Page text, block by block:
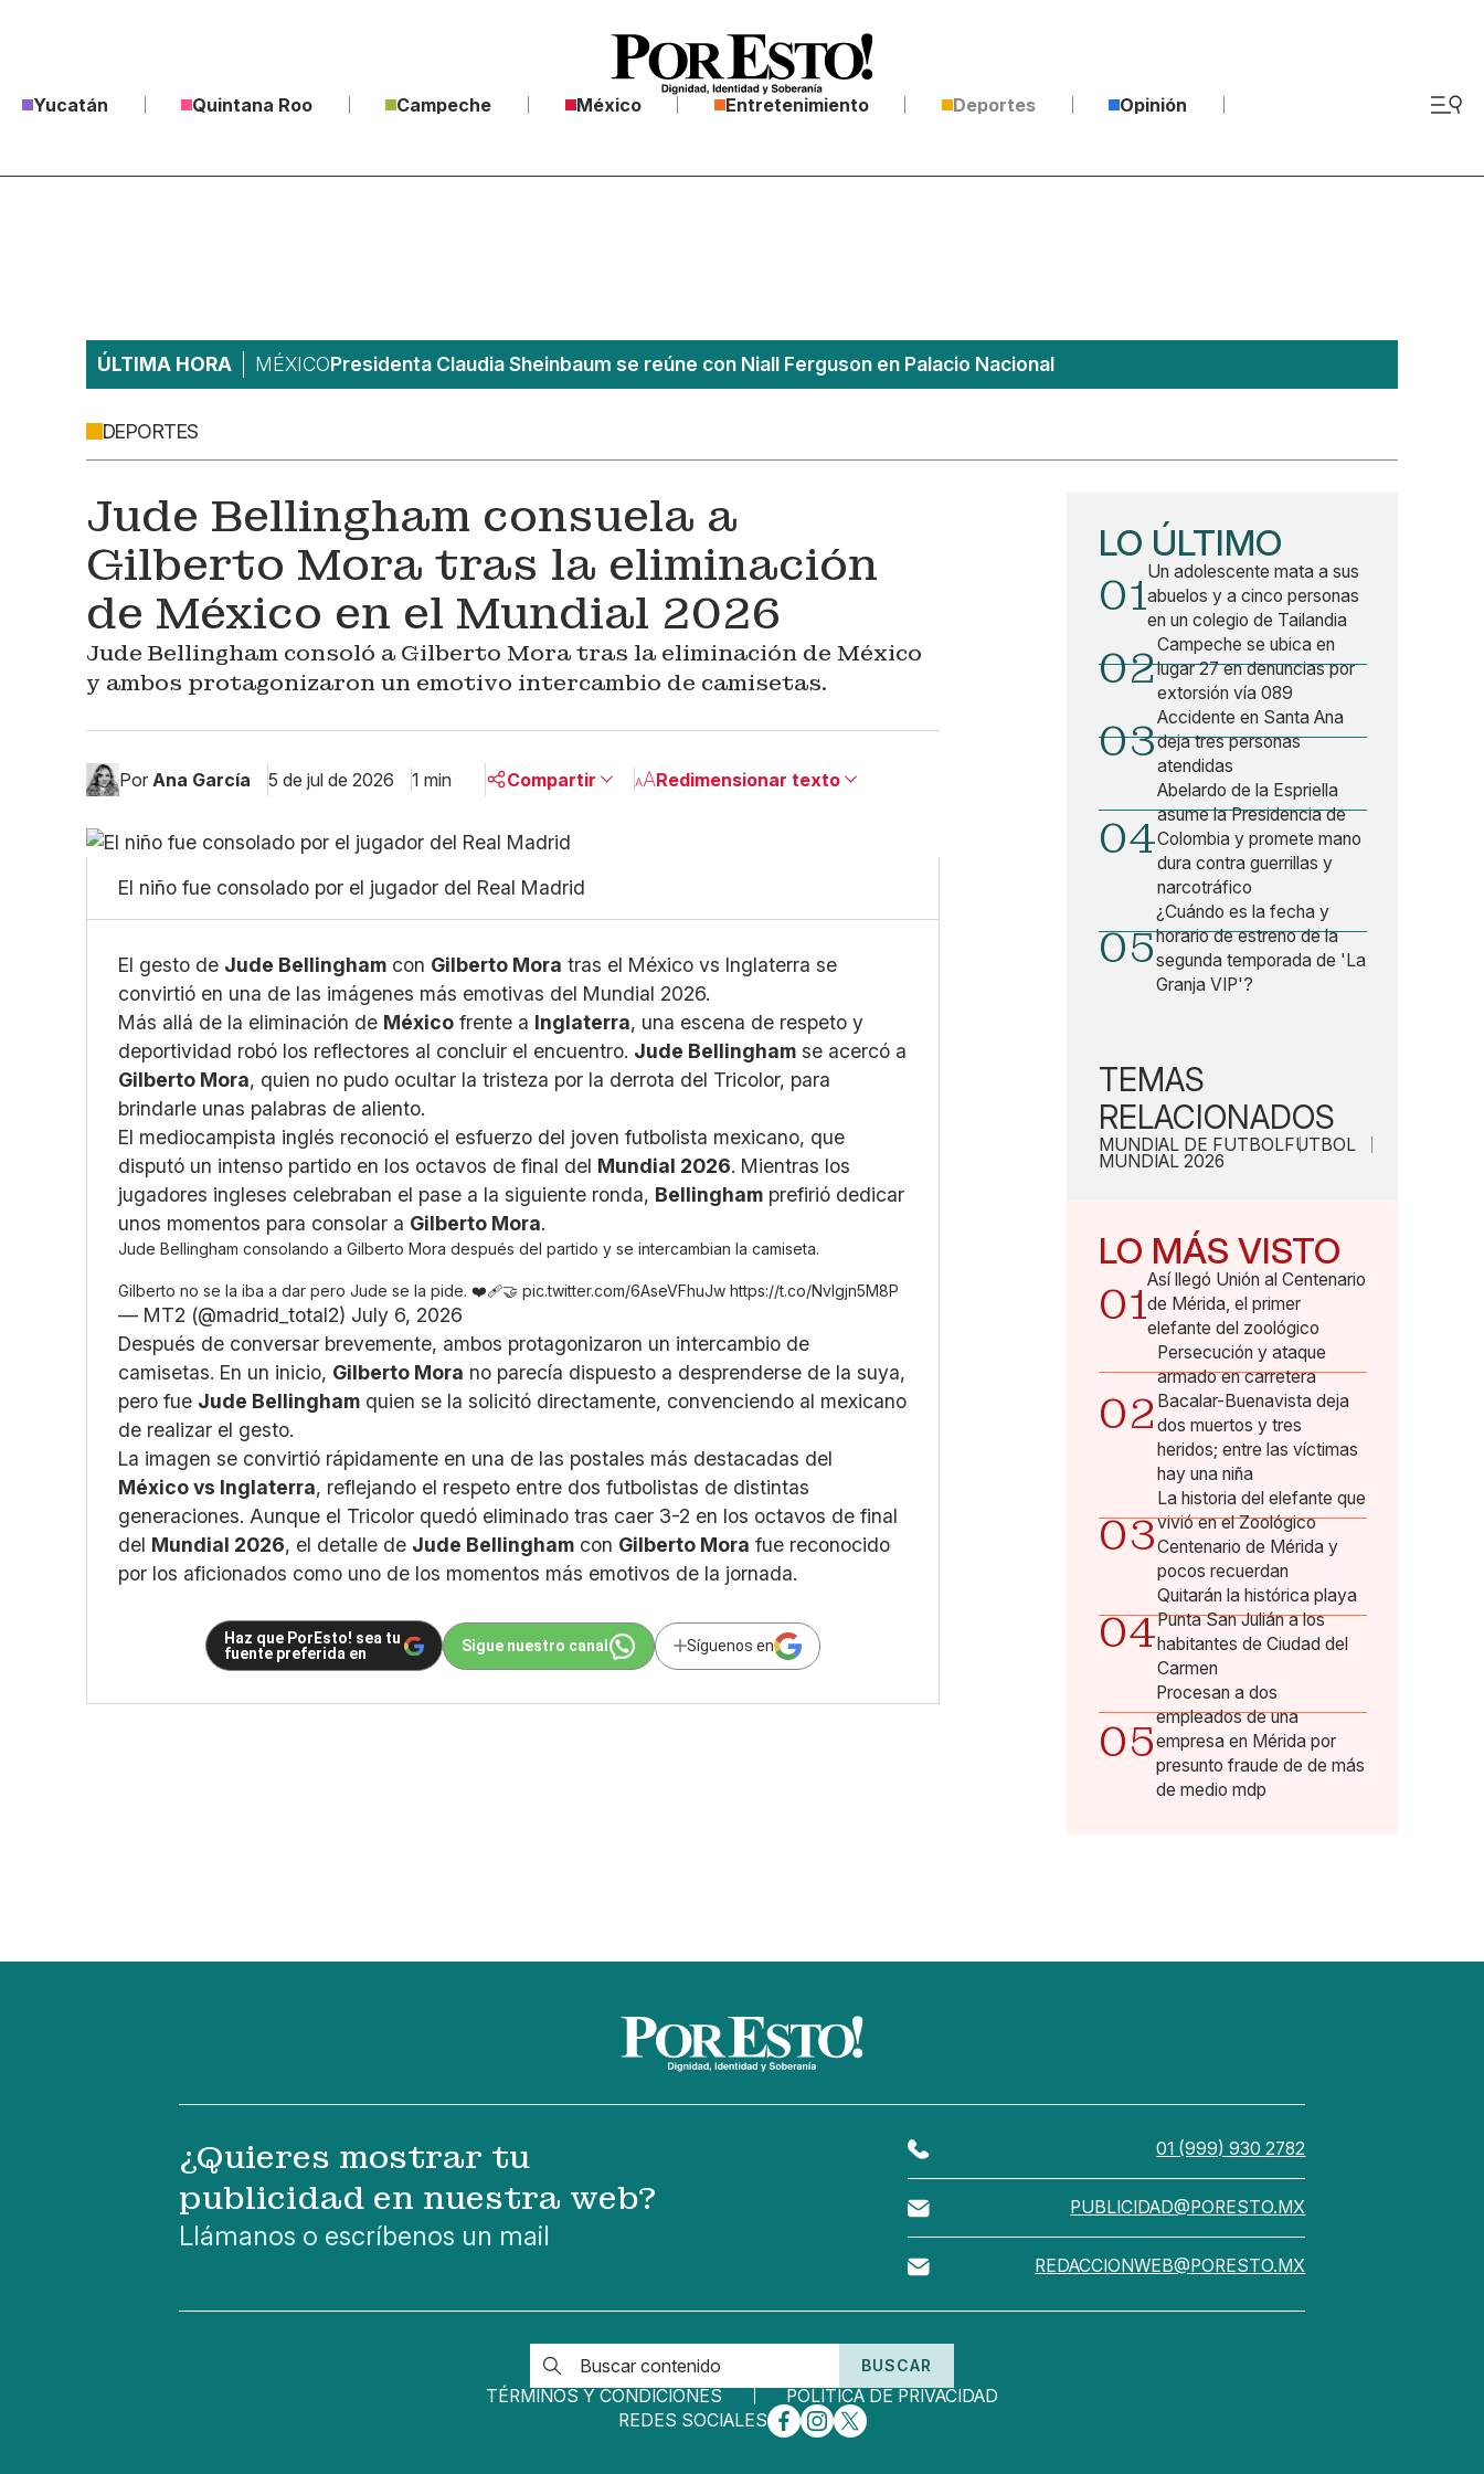
Yucatán Quintana Roo Campeche México Entretenimiento Deportes Opinión
ÚLTIMA HORA MÉXICOPresidenta Claudia Sheinbaum se reúne con Niall Ferguson en Palacio Nacional
DEPORTES
Jude Bellingham consuela a
Gilberto Mora tras la eliminación
de México en el Mundial 2026
Jude Bellingham consoló a Gilberto Mora tras la eliminación de México
y ambos protagonizaron un emotivo intercambio de camisetas.
Por Ana García 5 de jul de 2026 1 min Compartir
Linkedin
X
Whatsapp
Redimensionar texto
El niño fue consolado por el jugador del Real Madrid
El gesto de Jude Bellingham con Gilberto Mora tras el México vs Inglaterra se
convirtió en una de las imágenes más emotivas del Mundial 2026.
Más allá de la eliminación de México frente a Inglaterra, una escena de respeto y
deportividad robó los reflectores al concluir el encuentro. Jude Bellingham se acercó a
Gilberto Mora, quien no pudo ocultar la tristeza por la derrota del Tricolor, para
brindarle unas palabras de aliento.
El mediocampista inglés reconoció el esfuerzo del joven futbolista mexicano, que
disputó un intenso partido en los octavos de final del Mundial 2026. Mientras los
jugadores ingleses celebraban el pase a la siguiente ronda, Bellingham prefirió dedicar
unos momentos para consolar a Gilberto Mora.
Jude Bellingham consolando a Gilberto Mora después del partido y se intercambian la camiseta.
Gilberto no se la iba a dar pero Jude se la pide. ❤️‍🩹🤝pic.twitter.com/6AseVFhuJw https://t.co/NvIgjn5M8P
— MT2 (@madrid_total2) July 6, 2026
Después de conversar brevemente, ambos protagonizaron un intercambio de
camisetas. En un inicio, Gilberto Mora no parecía dispuesto a desprenderse de la suya,
pero fue Jude Bellingham quien se la solicitó directamente, convenciendo al mexicano
de realizar el gesto.
La imagen se convirtió rápidamente en una de las postales más destacadas del
México vs Inglaterra, reflejando el respeto entre dos futbolistas de distintas
generaciones. Aunque el Tricolor quedó eliminado tras caer 3-2 en los octavos de final
del Mundial 2026, el detalle de Jude Bellingham con Gilberto Mora fue reconocido
por los aficionados como uno de los momentos más emotivos de la jornada.
Haz que PorEsto! sea tu
fuente preferida en
Sigue nuestro canal Síguenos en
LO ÚLTIMO
01Un adolescente mata a sus
abuelos y a cinco personas
en un colegio de Tailandia
02Campeche se ubica en
lugar 27 en denuncias por
extorsión vía 089
03Accidente en Santa Ana
deja tres personas
atendidas
04
Abelardo de la Espriella
asume la Presidencia de
Colombia y promete mano
dura contra guerrillas y
narcotráfico
05
¿Cuándo es la fecha y
horario de estreno de la
segunda temporada de 'La
Granja VIP'?
TEMAS
RELACIONADOS
MUNDIAL DE FUTBOLFUTBOL
MUNDIAL 2026
LO MÁS VISTO
01Así llegó Unión al Centenario
de Mérida, el primer
elefante del zoológico
02
Persecución y ataque
armado en carretera
Bacalar-Buenavista deja
dos muertos y tres
heridos; entre las víctimas
hay una niña
03
La historia del elefante que
vivió en el Zoológico
Centenario de Mérida y
pocos recuerdan
04
Quitarán la histórica playa
Punta San Julián a los
habitantes de Ciudad del
Carmen
05
Procesan a dos
empleados de una
empresa en Mérida por
presunto fraude de de más
de medio mdp
¿Quieres mostrar tu
publicidad en nuestra web?
Llámanos o escríbenos un mail
01 (999) 930 2782
PUBLICIDAD@PORESTO.MX
REDACCIONWEB@PORESTO.MX
BUSCAR
TÉRMINOS Y CONDICIONES
POLÍTICA DE PRIVACIDAD
REDES SOCIALES